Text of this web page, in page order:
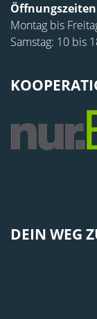
Montag bis
Samstag: 10 bis
DEIN WEG